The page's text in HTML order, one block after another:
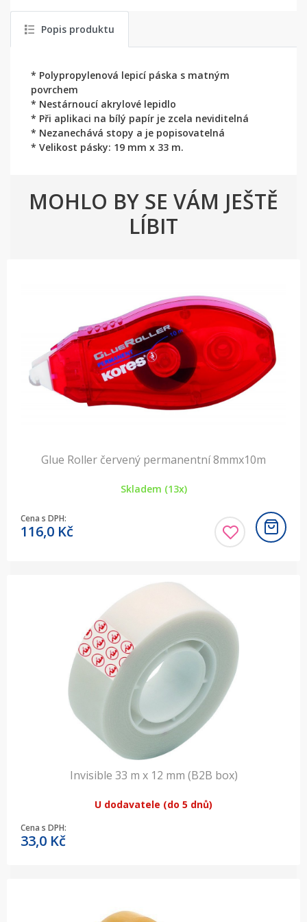
Popis produktu
* Polypropylenová lepicí páska s matným
povrchem
* Nestárnoucí akrylové lepidlo
* Při aplikaci na bílý papír je zcela neviditelná
* Nezanechává stopy a je popisovatelná
* Velikost pásky: 19 mm x 33 m.
MOHLO BY SE VÁM JEŠTĚ
LÍBIT
Glue Roller červený permanentní 8mmx10m
Skladem (13x)
Cena s DPH:
116,0 Kč
Invisible 33 m x 12 mm (B2B box)
U dodavatele (do 5 dnů)
Cena s DPH:
33,0 Kč